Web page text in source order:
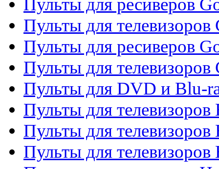
Пульты для ресиверов
Пульты для телевизоров
Пульты для ресиверов
Пульты для телевизоров
Пульты для DVD и Blu-
Пульты для телевизоров
Пульты для телевизоров
Пульты для